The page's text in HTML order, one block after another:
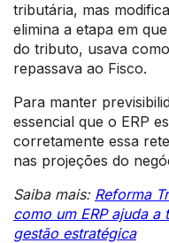
tributária, mas
elimina a etapa em
do tributo, usava
repassava ao Fisco.
Para manter
essencial que o ERP
corretamente essa
nas projeções do
Saiba mais: Reforma
como um ERP ajuda
gestão estratégica